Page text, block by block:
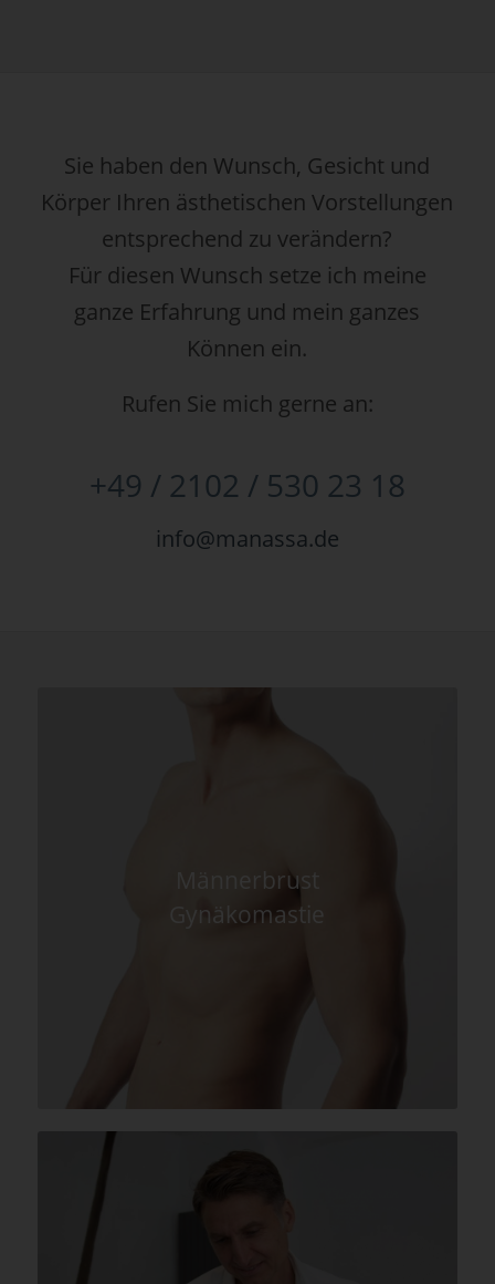
Sie haben den Wunsch, Gesicht und
Körper Ihren ästhetischen Vorstellungen
entsprechend zu verändern?
Für diesen Wunsch setze ich meine
ganze Erfahrung und mein ganzes
Können ein.
Rufen Sie mich gerne an:
+49 / 2102 / 530 23 18
info@manassa.de
Männerbrust
Gynäkomastie